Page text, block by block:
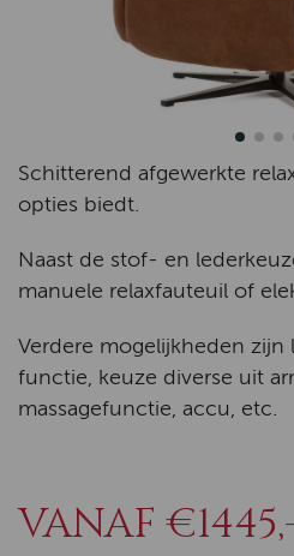
Schitterend afgewerkte
opties biedt.
Naast de stof- en
manuele relaxfauteuil of
Verdere mogelijkheden
functie, keuze diverse uit
massagefunctie, accu, etc.
VANAF